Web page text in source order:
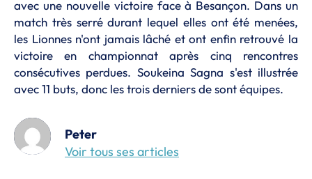
avec une nouvelle victoire face à Besançon. Dans un
match très serré durant lequel elles ont été menées,
les Lionnes n'ont jamais lâché et ont enfin retrouvé la
victoire en championnat après cinq rencontres
consécutives perdues. Soukeina Sagna s'est illustrée
avec 11 buts, donc les trois derniers de sont équipes.
Peter
Voir tous ses articles